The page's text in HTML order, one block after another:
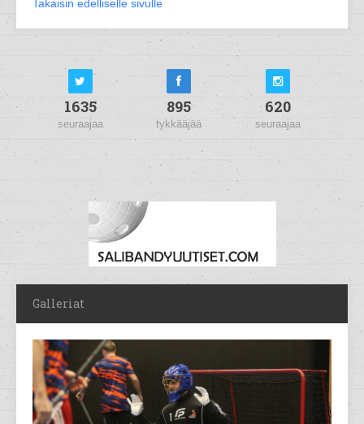
Takaisin edelliselle sivulle
1635
seuraajaa
895
tykkääjää
620
seuraajaa
Galleriat